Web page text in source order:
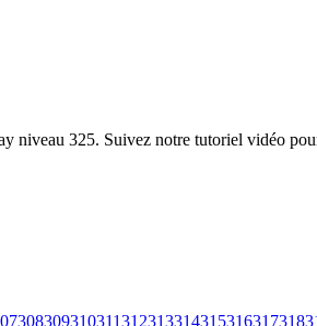
niveau 325. Suivez notre tutoriel vidéo
308309310311312313314315316317318